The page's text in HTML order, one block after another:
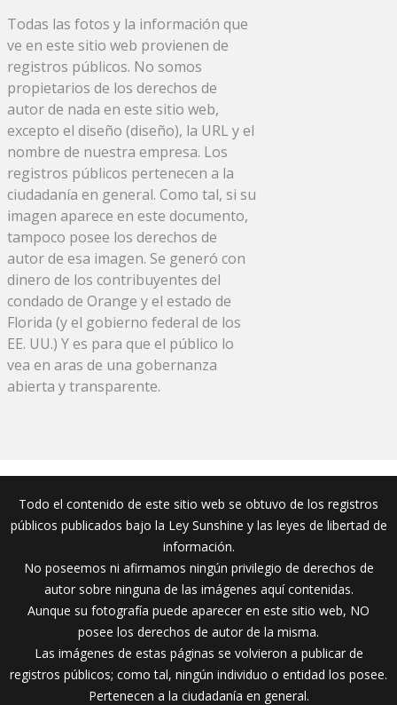
Todas las fotos y la información que
ve en este sitio web provienen de
registros públicos. No somos
propietarios de los derechos de
autor de nada en este sitio web,
excepto el diseño (diseño), la URL y el
nombre de nuestra empresa. Los
registros públicos pertenecen a la
ciudadanía en general. Como tal, si su
imagen aparece en este documento,
tampoco posee los derechos de
autor de esa imagen. Se generó con
dinero de los contribuyentes del
condado de Orange y el estado de
Florida (y el gobierno federal de los
EE. UU.) Y es para que el público lo
vea en aras de una gobernanza
abierta y transparente.
Todo el contenido de este sitio web se obtuvo de los registros
públicos publicados bajo la Ley Sunshine y las leyes de libertad de
información.
No poseemos ni afirmamos ningún privilegio de derechos de
autor sobre ninguna de las imágenes aquí contenidas.
Aunque su fotografía puede aparecer en este sitio web, NO
posee los derechos de autor de la misma.
Las imágenes de estas páginas se volvieron a publicar de
registros públicos; como tal, ningún individuo o entidad los posee.
Pertenecen a la ciudadanía en general.